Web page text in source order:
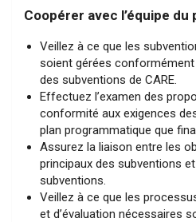
Coopérer avec l’équipe du
Veillez à ce que les
soient gérées
des subventions de CARE.
Effectuez l’examen des
conformité aux exigences
plan programmatique que
Assurez la liaison entre les
principaux des subventions
subventions.
Veillez à ce que les
et d’évaluation nécessaires